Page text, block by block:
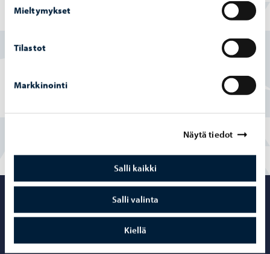
Mieltymykset
Tilastot
Markkinointi
Näytä tiedot
Salli kaikki
Salli valinta
Kiellä
Löysitkö etsimäsi tiedon tältä sivulta?